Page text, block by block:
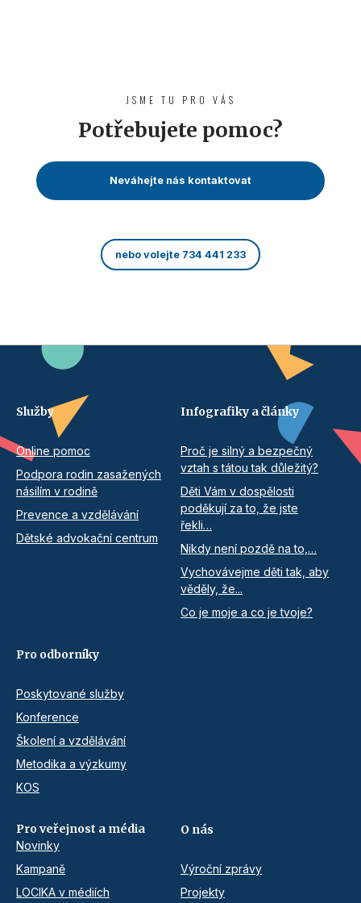
JSME TU PRO VÁS
Potřebujete pomoc?
Neváhejte nás kontaktovat
nebo volejte 734 441 233
Služby
Online pomoc
Podpora rodin zasažených
násilím v rodině
Prevence a vzdělávání
Dětské advokační centrum
Infografiky a články
Proč je silný a bezpečný
vztah s tátou tak důležitý?
Děti Vám v dospělosti
poděkují za to, že jste
řekli…
Nikdy není pozdě na to,…
Vychovávejme děti tak, aby
věděly, že...
Co je moje a co je tvoje?
Pro odborníky
Poskytované služby
Konference
Školení a vzdělávání
Metodika a výzkumy
KOS
Pro veřejnost a média
Novinky
Kampaně
LOCIKA v médiích
O nás
Výroční zprávy
Projekty